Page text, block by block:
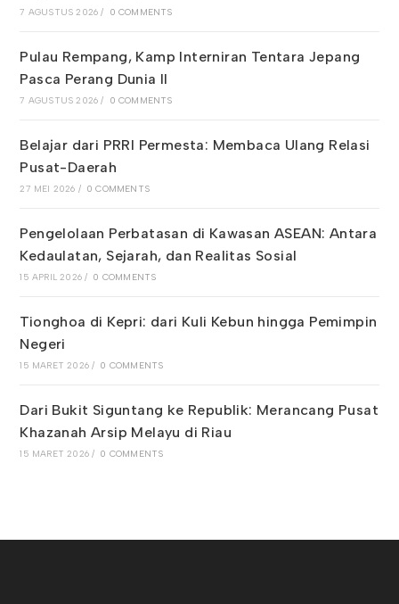
7 AGUSTUS 2026 / 0 COMMENTS
Pulau Rempang, Kamp Interniran Tentara Jepang
Pasca Perang Dunia II
7 AGUSTUS 2026 / 0 COMMENTS
Belajar dari PRRI Permesta: Membaca Ulang Relasi
Pusat-Daerah
27 MEI 2026 / 0 COMMENTS
Pengelolaan Perbatasan di Kawasan ASEAN: Antara
Kedaulatan, Sejarah, dan Realitas Sosial
15 APRIL 2026 / 0 COMMENTS
Tionghoa di Kepri: dari Kuli Kebun hingga Pemimpin
Negeri
15 MARET 2026 / 0 COMMENTS
Dari Bukit Siguntang ke Republik: Merancang Pusat
Khazanah Arsip Melayu di Riau
15 MARET 2026 / 0 COMMENTS